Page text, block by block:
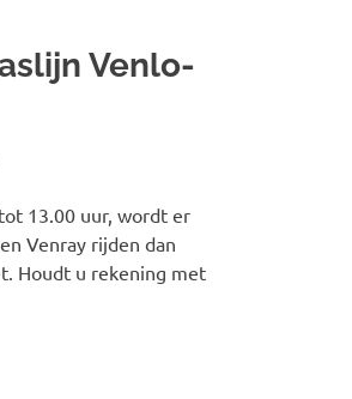
Venlo-
13.00 uur, wordt er
Venray rijden dan
Houdt u rekening met